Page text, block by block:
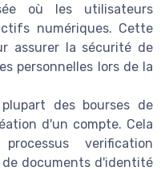
où les utilisateurs
numériques. Cette
assurer la sécurité de
personnelles lors de la
des bourses de
d'un compte. Cela
verification
documents d'identité